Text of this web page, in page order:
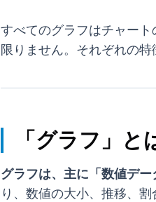
すべてのグラフはチャー
限りません。それぞれの
「グラフ」
グラフは、主に「数値デー
り、数値の大小、推移、